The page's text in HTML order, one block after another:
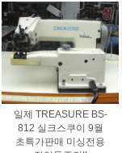
일제 TREASURE BS-
812 실크스쿠이 9월
초특가판매 미싱전용